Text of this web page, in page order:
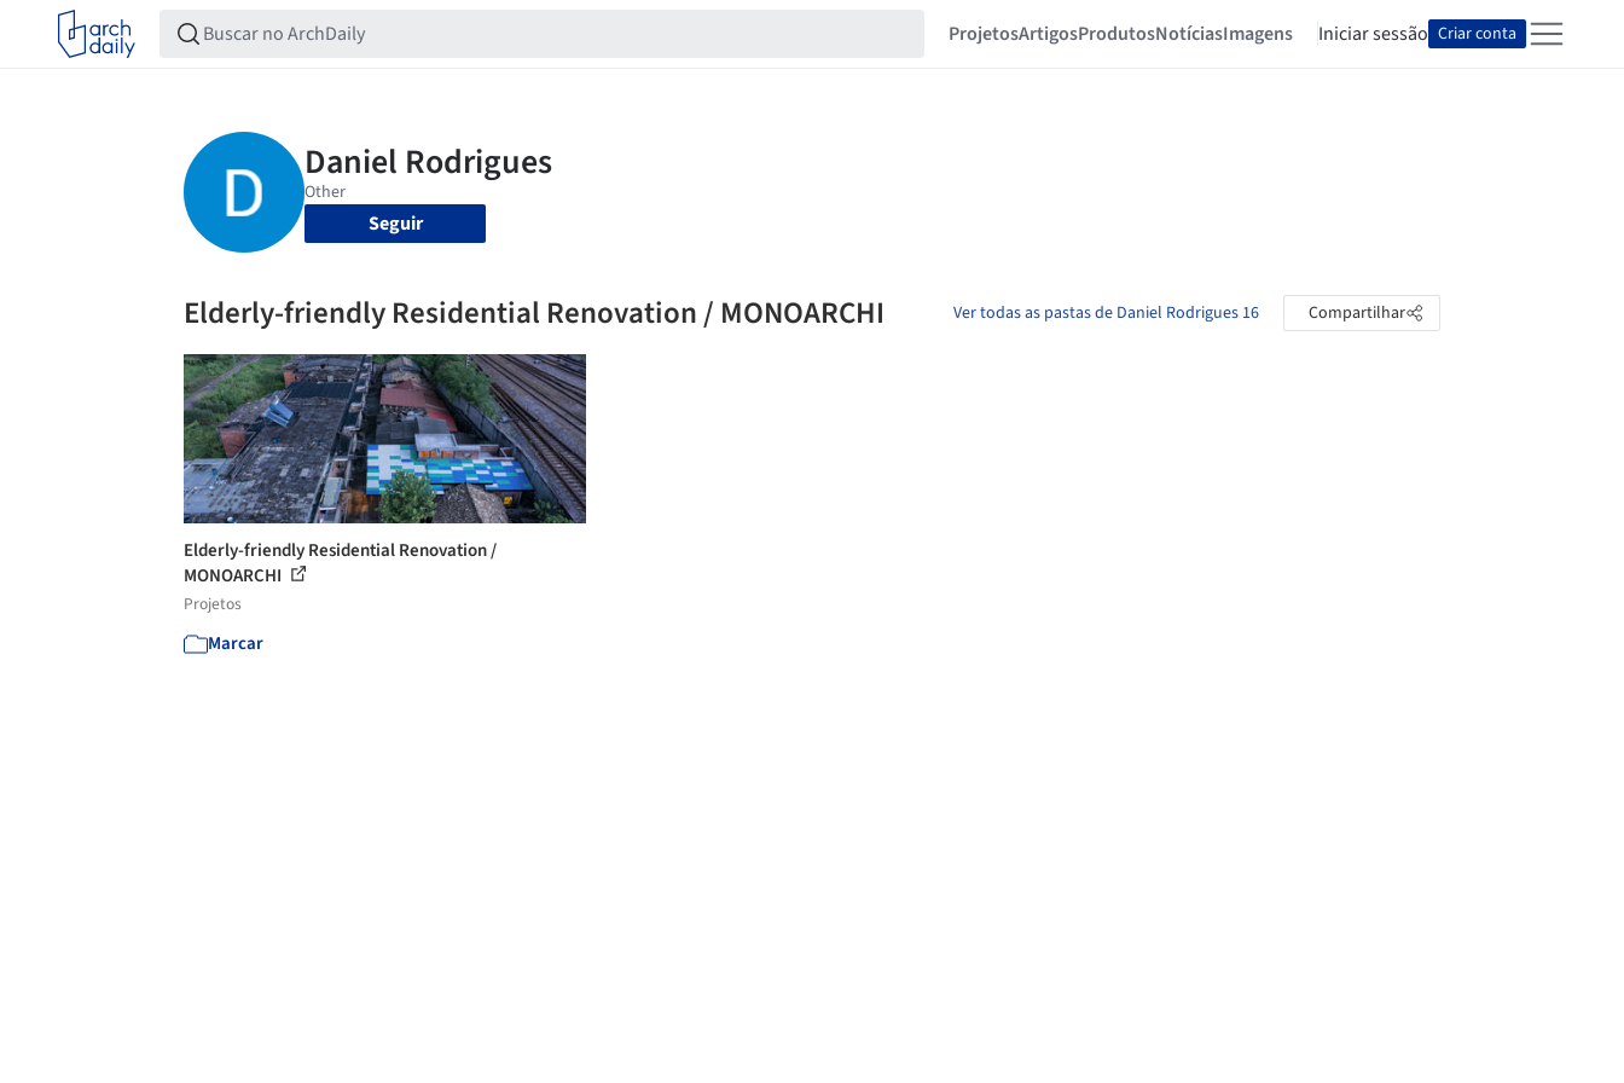
ProjetosArtigosProdutosNotíciasImagens Iniciar sessão Criar conta
Seguir
Elderly-friendly Residential Renovation / MONOARCHI Ver todas as pastas de Daniel Rodrigues 16 Compartilhar
Elderly-friendly Residential Renovation /
MONOARCHI
Projetos
Marcar